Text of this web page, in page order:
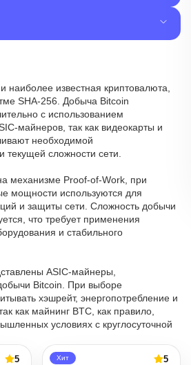
известная криптовалюта,
SHA-256. Добыча Bitcoin
с использованием
майнеров, так как видеокарты и
необходимой
текущей сложности сети.
механизме Proof-of-Work, при
мощности используются для
и защиты сети. Сложность добычи
что требует применения
и стабильного
ASIC-майнеры,
Bitcoin. При выборе
хэшрейт, энергопотребление и
как майнинг BTC, как правило,
условиях с круглосуточной
5 5
Хит